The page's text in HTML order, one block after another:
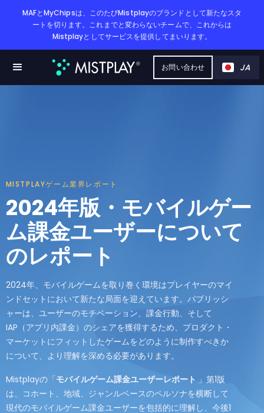
MAFとMyChipsは、このたびMistplayのブランドとして新たなスタ
ートを切ります。これまでと変わらないチームで、これからは
Mistplayとしてサービスを提供してまいります。
JA
お問い合わせ
MISTPLAYゲーム業界レポート
2024年版・モバイルゲー
ム課金ユーザーについて
のレポート
2024年、モバイルゲームを取り巻く環境はプレイヤーのマイ
ンドセットにおいて新たな局面を迎えています。パブリッシ
ャーは、ユーザーのモチベーション、課金行動、そして
IAP（アプリ内課金）のシェアを獲得するため、プロダクト・
マーケットにフィットしたゲームをどのように制作すべきか
について、より理解を深める必要があります。
Mistplayの「モバイルゲーム課金ユーザーレポート 」第1版
は、コホート、地域、ジャンルベースのペルソナを横断して
現代のモバイルゲーム課金ユーザーを包括的に理解し、今後1